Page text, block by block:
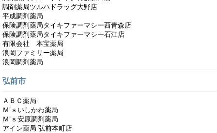
調剤薬局ツルハドラッグ大野店
平成調剤薬局
保険調剤薬局タイキファーマシー西青森店
保険調剤薬局タイキファーマシー石江店
有限会社 本宝薬局
浪岡ファミリー薬局
浪岡調剤薬局
弘前市
ＡＢＣ薬局
Ｍ’ｓいしかわ薬局
Ｍ’ｓ安原調剤薬局
アイン薬局 弘前本町店